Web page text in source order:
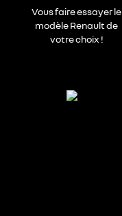
Vous faire essayer le
modèle Renault de
votre choix !